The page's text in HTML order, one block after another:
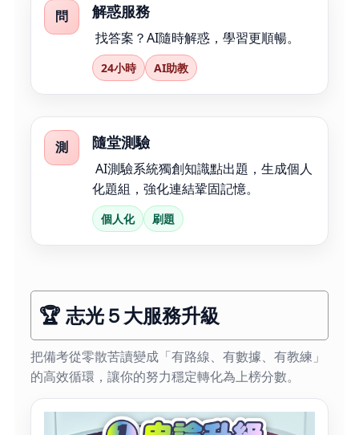
問 解惑服務
找答案？AI隨時解惑，學習更順暢。
24小時 AI助教
測 隨堂測驗
AI測驗系統獨創知識點出題，生成個人
化題組，強化連結鞏固記憶。
個人化 刷題
🏆 志光５大服務升級
把備考從零散苦讀變成「有路線、有數據、有教練」
的高效循環，讓你的努力穩定轉化為上榜分數。